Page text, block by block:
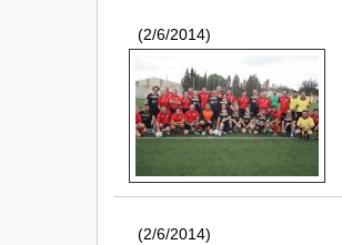
(2/6/2014)
(2/6/2014)